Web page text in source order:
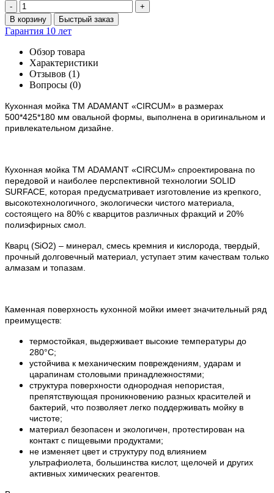
-
+
В корзину
Быстрый заказ
Гарантия 10 лет
Обзор товара
Характеристики
Отзывов (1)
Вопросы (0)
Кухонная мойка ТМ ADAMANT «CIRCUM» в размерах
500*425*180 мм овальной формы, выполнена в оригинальном и
привлекательном дизайне.
Кухонная мойка ТМ ADAMANT «CIRCUM» спроектирована по
передовой и наиболее перспективной технологии SOLID
SURFACE, которая предусматривает изготовление из крепкого,
высокотехнологичного, экологически чистого материала,
состоящего на 80% с кварцитов различных фракций и 20%
полиэфирных смол.
Кварц (SiO2) – минерал, смесь кремния и кислорода, твердый,
прочный долговечный материал, уступает этим качествам только
алмазам и топазам.
Каменная поверхность кухонной мойки имеет значительный ряд
преимуществ:
термостойкая, выдерживает высокие температуры до
280°С;
устойчива к механическим повреждениям, ударам и
царапинам столовыми принадлежностями;
структура поверхности однородная непористая,
препятствующая проникновению разных красителей и
бактерий, что позволяет легко поддерживать мойку в
чистоте;
материал безопасен и экологичен, протестирован на
контакт с пищевыми продуктами;
не изменяет цвет и структуру под влиянием
ультрафиолета, большинства кислот, щелочей и других
активных химических реагентов.